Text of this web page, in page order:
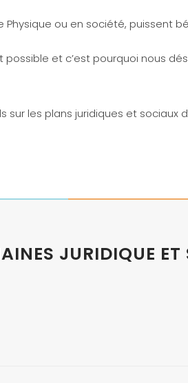
Physique ou en société, puissent
et c’est pourquoi nous
les plans juridiques et
JURIDIQUE